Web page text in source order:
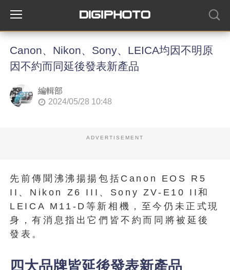
Canon、Nikon、Sony、LEICA均因不明原
因不約而同延後發表新產品
編輯部
2024/05/28 10:48
ADVERTISEMENT
先前傳聞沸沸揚揚包括Canon EOS R5
II、Nikon Z6 III、Sony ZV-E10 II和
LEICA M11-D等新相機，至今仍未正式現
身，有消息指出它們皆不約而同將被延後
發表。
四大品牌皆延後發表新產品